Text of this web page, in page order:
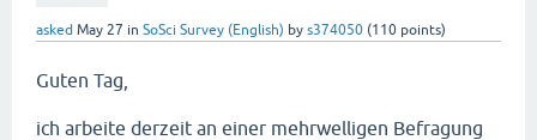
asked May 27 in SoSci Survey (English) by s374050 (110 points)
Guten Tag,
ich arbeite derzeit an einer mehrwelligen Befragung